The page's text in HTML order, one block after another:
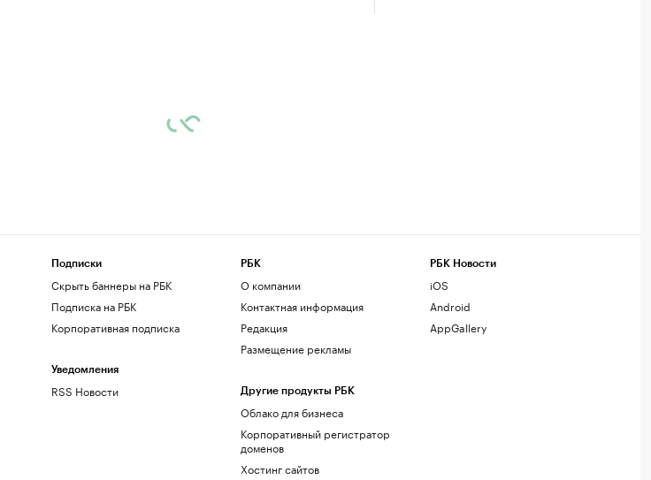
Подписки
Скрыть баннеры на РБК
Подписка на РБК
Корпоративная подписка
Уведомления
RSS Новости
РБК
О компании
Контактная информация
Редакция
Размещение рекламы
Другие продукты РБК
Облако для бизнеса
Корпоративный регистратор
доменов
Хостинг сайтов
РБК Новости
iOS
Android
AppGallery